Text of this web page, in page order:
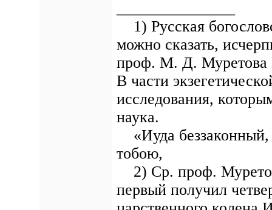
1) Русская
можно сказать,
проф. М. Д. Муретова
В части
исследования,
наука.
«Иуда беззаконный,
тобою,
2) Ср. проф.
первый получил